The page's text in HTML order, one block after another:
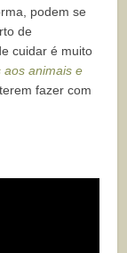
podem se
de
cuidar é muito
aos animais e
fazer com